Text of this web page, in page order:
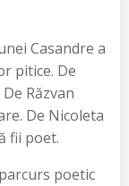
Casandre a
pitice. De
Răzvan
De Nicoleta
fii poet.
poetic